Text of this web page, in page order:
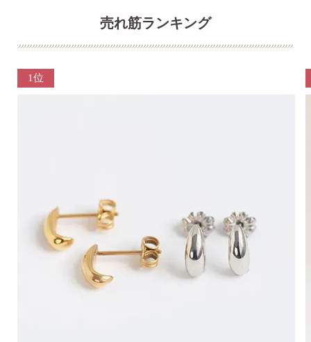
売れ筋ランキング
1位